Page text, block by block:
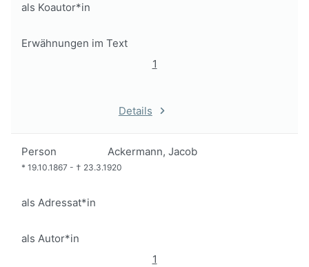
als Koautor*in
Erwähnungen im Text
1
Details
Person Ackermann, Jacob
* 19.10.1867 - † 23.3.1920
als Adressat*in
als Autor*in
1